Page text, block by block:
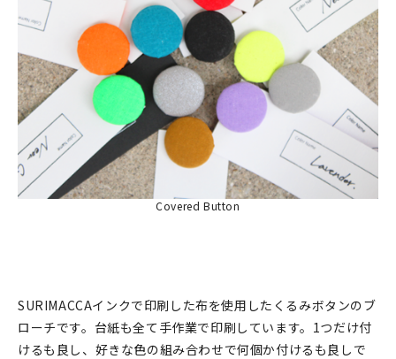
Covered Button
SURIMACCAインクで印刷した布を使用したくるみボタンのブ
ローチです。台紙も全て手作業で印刷しています。1つだけ付
けるも良し、好きな色の組み合わせで何個か付けるも良しで